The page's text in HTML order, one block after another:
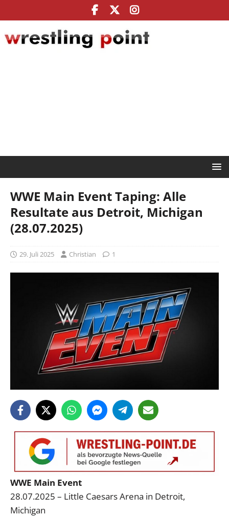
WWE Main Event Taping: Alle
Resultate aus Detroit, Michigan
(28.07.2025)
29. Juli 2025 Christian 1
WWE Main Event
28.07.2025 – Little Caesars Arena in Detroit,
Michigan